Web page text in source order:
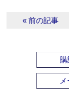
« 前の記事